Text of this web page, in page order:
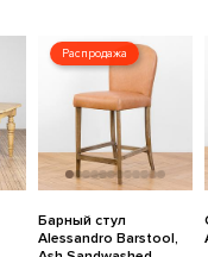
Распродажа
Барный стул
Alessandro Barstool,